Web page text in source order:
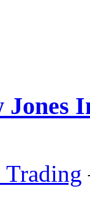
Jones
Trading